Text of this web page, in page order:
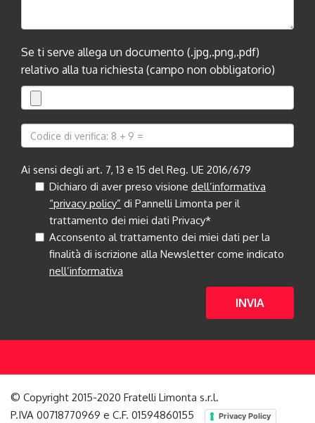
Se ti serve allega un documento (.jpg,.png,.pdf)
relativo alla tua richiesta (campo non obbligatorio)
Ai sensi degli art. 7, 13 e 15 del Reg. UE 2016/679
Dichiaro di aver preso visione dell’informativa
“privacy policy” di Pannelli Limonta per il
trattamento dei miei dati Privacy*
Acconsento al trattamento dei miei dati per la
finalità di iscrizione alla Newsletter come indicato
nell’informativa
INVIA
© Copyright 2015-2020 Fratelli Limonta s.r.l.
P.IVA 00718770969 e C.F. 01594860155
Privacy Policy